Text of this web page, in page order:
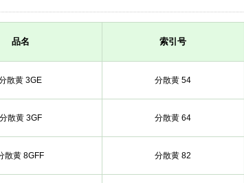
品名 索引号
散黄 3GE 分散黄 54
散黄 3GF 分散黄 64
散黄 8GFF 分散黄 82